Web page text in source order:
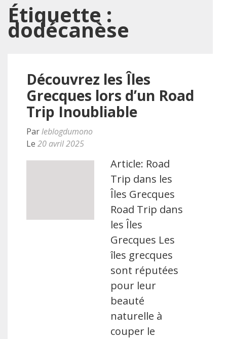
Étiquette :
dodécanèse
Découvrez les Îles
Grecques lors d’un Road
Trip Inoubliable
Parleblogdumono
Le 20 avril 2025
Article: Road
Trip dans les
Îles Grecques
Road Trip dans
les Îles
Grecques Les
îles grecques
sont réputées
pour leur
beauté
naturelle à
couper le